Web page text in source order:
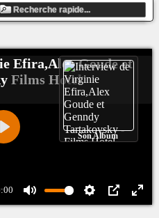
Mute Settings
PIP
Play
Efira,Alex Goude et
Films Hotel
Son Album